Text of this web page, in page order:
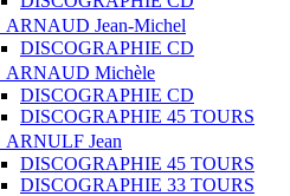
ARNAUD Jean-Michel
DISCOGRAPHIE CD
ARNAUD Michèle
DISCOGRAPHIE CD
DISCOGRAPHIE 45 TOURS
ARNULF Jean
DISCOGRAPHIE 45 TOURS
DISCOGRAPHIE 33 TOURS